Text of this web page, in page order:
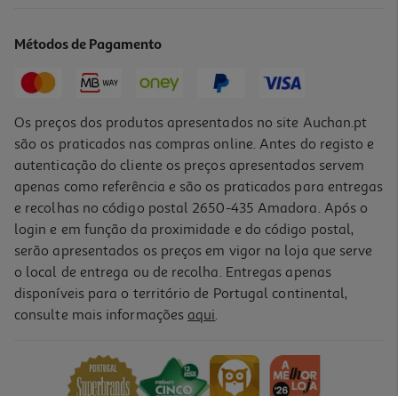
Vinho Do Porto Vista Alegre Tawny Colheita 2005 0.75l
54,99 €
Métodos de Pagamento
Os preços dos produtos apresentados no site Auchan.pt
são os praticados nas compras online. Antes do registo e
autenticação do cliente os preços apresentados servem
apenas como referência e são os praticados para entregas
e recolhas no código postal 2650-435 Amadora. Após o
login e em função da proximidade e do código postal,
serão apresentados os preços em vigor na loja que serve
o local de entrega ou de recolha. Entregas apenas
disponíveis para o território de Portugal continental,
consulte mais informações aqui.